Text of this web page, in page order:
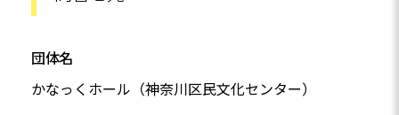
団体名
かなっくホール（神奈川区民文化センター）